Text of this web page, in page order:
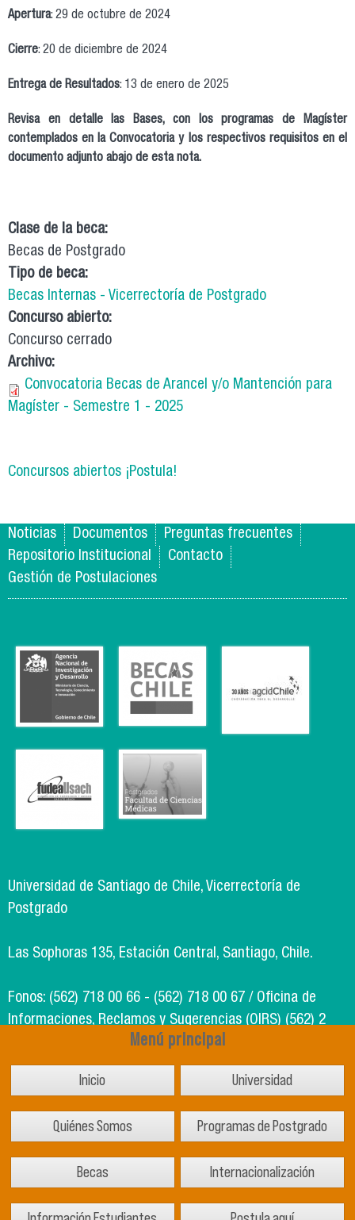
Menú principal
Inicio Universidad
Quiénes Somos Programas de Postgrado
Becas Internacionalización
Apertura: 29 de octubre de 2024
Cierre: 20 de diciembre de 2024
Entrega de Resultados: 13 de enero de 2025
Revisa en detalle las Bases, con los programas de Magíster
contemplados en la Convocatoria y los respectivos requisitos en el
documento adjunto abajo de esta nota.
Clase de la beca:
Becas de Postgrado
Tipo de beca:
Becas Internas - Vicerrectoría de Postgrado
Concurso abierto:
Concurso cerrado
Archivo:
Convocatoria Becas de Arancel y/o Mantención para
Magíster - Semestre 1 - 2025
Concursos abiertos ¡Postula!
Noticias Documentos
Preguntas frecuentes
Repositorio Institucional
Contacto
Gestión de Postulaciones
Universidad de Santiago de Chile, Vicerrectoría de
Postgrado
Las Sophoras 135, Estación Central, Santiago, Chile.
Fonos: (562) 718 00 66 - (562) 718 00 67 / Oficina de
Informaciones, Reclamos y Sugerencias (OIRS) (562) 2
Soporte Informático Segic: (562) 718 02 25